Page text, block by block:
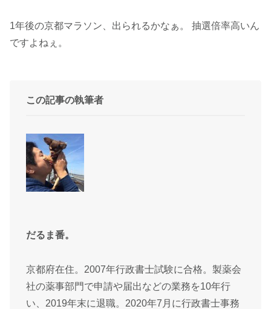
1年後の京都マラソン、出られるかなぁ。 抽選倍率高いん
ですよねぇ。
この記事の執筆者
だるま番。
京都府在住。2007年行政書士試験に合格。製薬会
社の薬事部門で申請や届出などの業務を10年行
い、2019年末に退職。2020年7月に行政書士事務